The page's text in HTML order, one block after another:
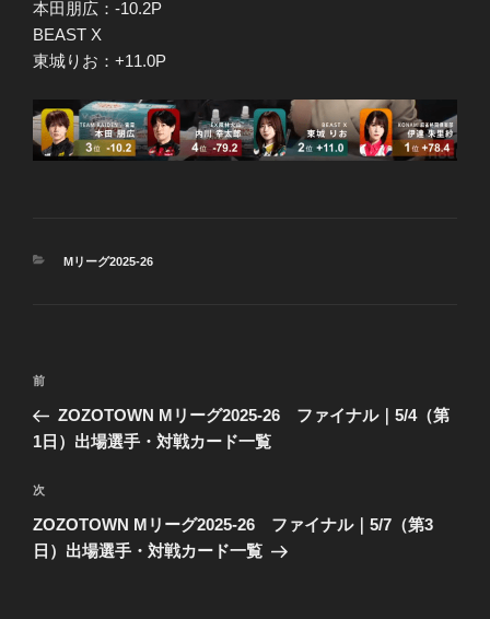
本田朋広：-10.2P
BEAST X
東城りお：+11.0P
カ
Mリーグ2025-26
投
ナ
ゲ
ー
シ
前
の
投
前
ZOZOTOWN Mリーグ2025-26 ファイナル｜5/4（第
1日）出場選手・対戦カード一覧
次
の
投
次
ZOZOTOWN Mリーグ2025-26 ファイナル｜5/7（第3
日）出場選手・対戦カード一覧